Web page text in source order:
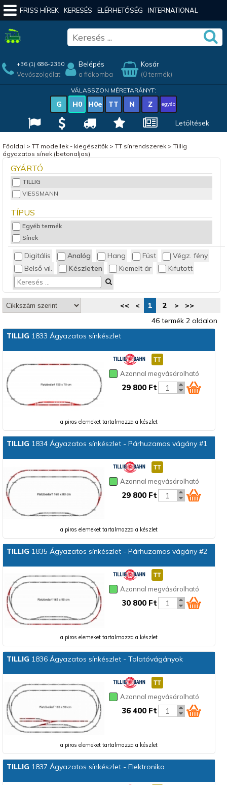
FRISS HÍREK KERESÉS ELÉRHETŐSÉG INTERNATIONAL
+36 (1) 686-2350
Vevőszolgálat
Belépés
a fiókomba
Kosár
(0 termék)
VÁLASSZON MÉRETARÁNYT:
G H0 H0e TT N Z egyéb
Letöltések
Főoldal > TT modellek - kiegészítők> TT sínrendszerek> Tillig
ágyazatos sínek (betonaljas)
GYÁRTÓ
TILLIG
VIESSMANN
TÍPUS
Egyéb termék
Sínek
Digitális Analóg Hang Füst
Végz. fény
Belső vil.
Készleten Kiemelt ár Kifutott
<< < 1 2 >
>>
46 termék 2 oldalon
TILLIG 1833 Ágyazatos sínkészlet
Azonnal megvásárolható
29 800 Ft
a piros elemeket tartalmazza a készlet
TILLIG 1834 Ágyazatos sínkészlet - Párhuzamos vágány #1
Azonnal megvásárolható
29 800 Ft
a piros elemeket tartalmazza a készlet
TILLIG 1835 Ágyazatos sínkészlet - Párhuzamos vágány #2
Azonnal megvásárolható
30 800 Ft
a piros elemeket tartalmazza a készlet
TILLIG 1836 Ágyazatos sínkészlet - Tolatóvágányok
Azonnal megvásárolható
36 400 Ft
a piros elemeket tartalmazza a készlet
TILLIG 1837 Ágyazatos sínkészlet - Elektronika